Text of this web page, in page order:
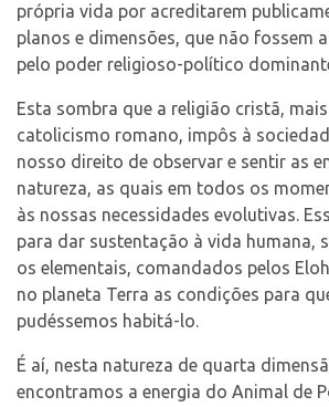
própria vida por acreditarem
planos e dimensões, que não fossem
pelo poder religioso-político
Esta sombra que a religião cristã,
catolicismo romano, impôs à
nosso direito de observar e sentir as
natureza, as quais em todos os
às nossas necessidades evolutivas.
para dar sustentação à vida humana,
os elementais, comandados pelos
no planeta Terra as condições para
pudéssemos habitá-lo.
É aí, nesta natureza de quarta
encontramos a energia do Animal de